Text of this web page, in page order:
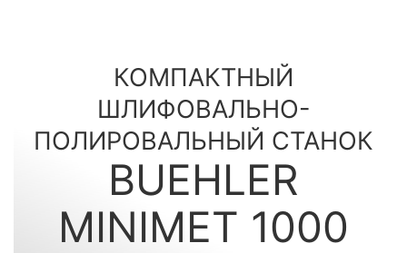
КОМПАКТНЫЙ
ШЛИФОВАЛЬНО-
ПОЛИРОВАЛЬНЫЙ СТАНОК
BUEHLER
MINIMET 1000